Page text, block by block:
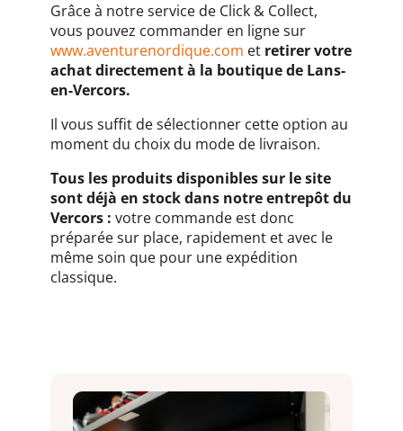
Grâce à notre service de Click & Collect,
vous pouvez commander en ligne sur
www.aventurenordique.com et retirer votre
achat directement à la boutique de Lans-
en-Vercors.
Il vous suffit de sélectionner cette option au
moment du choix du mode de livraison.
Tous les produits disponibles sur le site
sont déjà en stock dans notre entrepôt du
Vercors : votre commande est donc
préparée sur place, rapidement et avec le
même soin que pour une expédition
classique.